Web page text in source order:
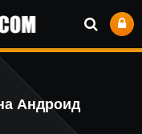
Андроид